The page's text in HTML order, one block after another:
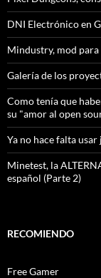
DNI Electrónico en
Mindustry, mod
Galería de los
Como tenía que
su "amor al open
Ya no hace falta
Minetest, la
español (Parte 2)
RECOMIENDO
Free Gamer